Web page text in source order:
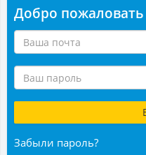
Добро пожаловать
Забыли пароль?